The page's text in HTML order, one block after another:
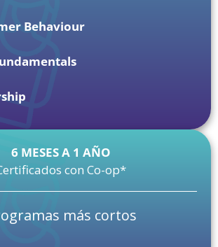
Behaviour
6 MESES A 1 AÑO
con Co-op*
más cortos